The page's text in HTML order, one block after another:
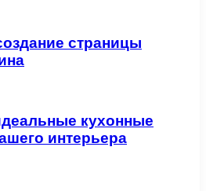
страницы
кухонные
интерьера